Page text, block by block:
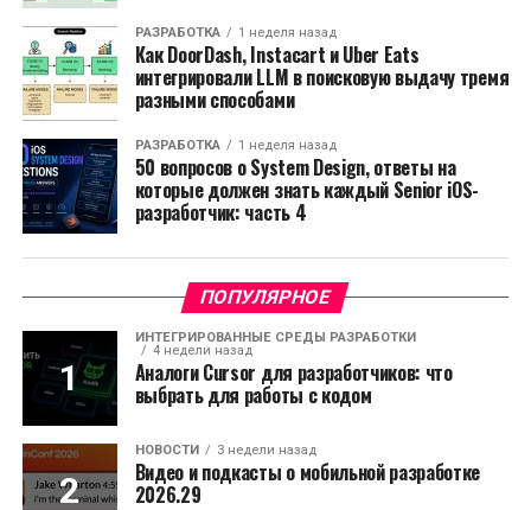
РАЗРАБОТКА 1 неделя назад
Как DoorDash, Instacart и Uber Eats
интегрировали LLM в поисковую выдачу тремя
разными способами
РАЗРАБОТКА 1 неделя назад
50 вопросов о System Design, ответы на
которые должен знать каждый Senior iOS-
разработчик: часть 4
ПОПУЛЯРНОЕ
ИНТЕГРИРОВАННЫЕ СРЕДЫ РАЗРАБОТКИ
4 недели назад
Аналоги Cursor для разработчиков: что
выбрать для работы с кодом
НОВОСТИ 3 недели назад
Видео и подкасты о мобильной разработке
2026.29